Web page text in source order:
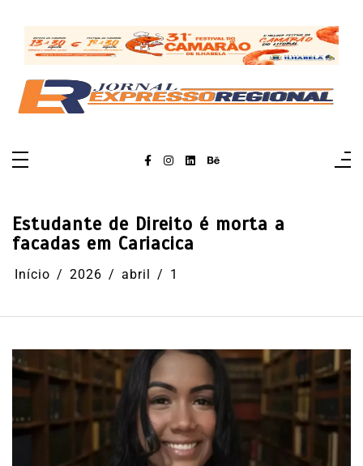
conteúdo
Estudante de Direito é morta a
facadas em Cariacica
Início 2026 abril 1